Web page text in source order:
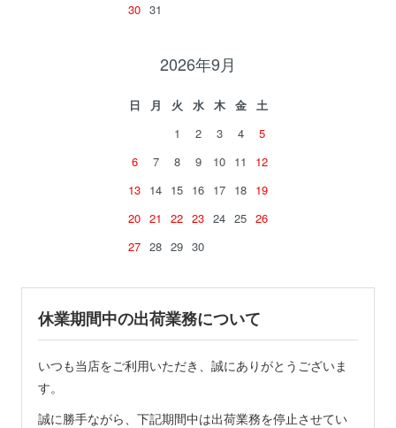
30 31
2026年9月
日 月 火 水 木 金
土
1
2 3 4
5
6
7 8 9 10 11
12
13 14 15 16 17 18 19
20 21 22 23 24 25 26
27 28 29 30
休業期間中の出荷業務について
いつも当店をご利用いただき、誠にありがとうございま
す。
誠に勝手ながら、下記期間中は出荷業務を停止させてい